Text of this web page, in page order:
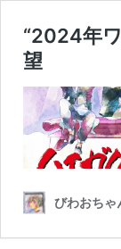
“2024年
望
びわおちゃ